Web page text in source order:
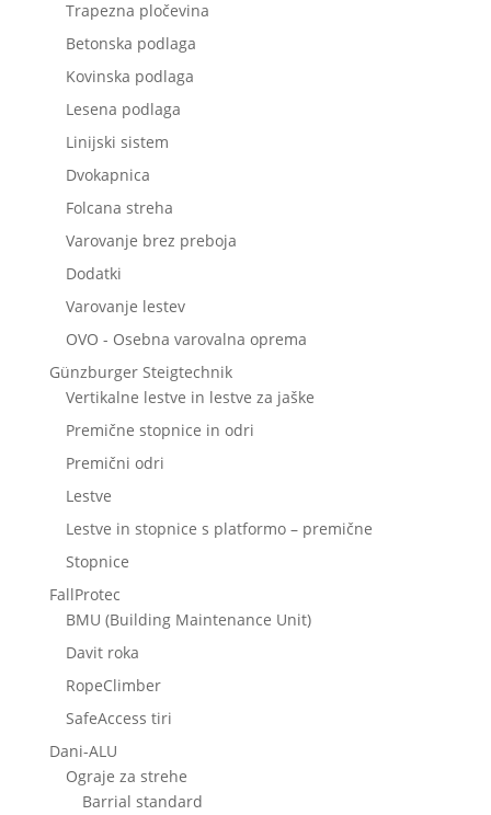
Trapezna pločevina
Betonska podlaga
Kovinska podlaga
Lesena podlaga
Linijski sistem
Dvokapnica
Folcana streha
Varovanje brez preboja
Dodatki
Varovanje lestev
OVO - Osebna varovalna oprema
Günzburger Steigtechnik
Vertikalne lestve in lestve za jaške
Premične stopnice in odri
Premični odri
Lestve
Lestve in stopnice s platformo – premične
Stopnice
FallProtec
BMU (Building Maintenance Unit)
Davit roka
RopeClimber
SafeAccess tiri
Dani-ALU
Ograje za strehe
Barrial standard